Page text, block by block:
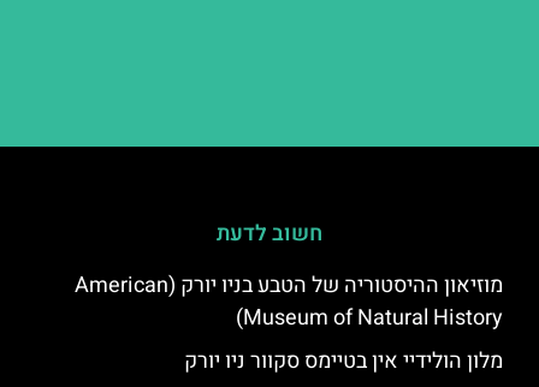
חשוב לדעת
מוזיאון ההיסטוריה של הטבע בניו יורק (American
Museum of Natural History)
מלון הולידיי אין בטיימס סקוור ניו יורק